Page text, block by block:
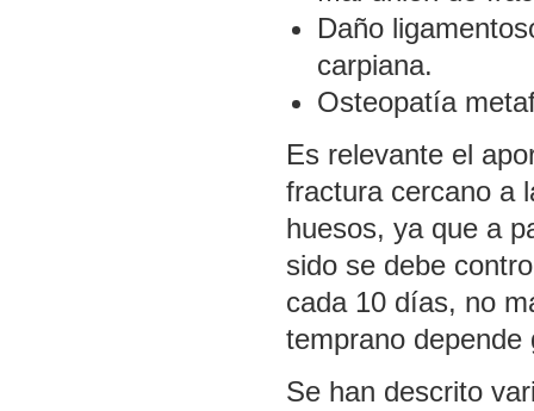
Daño
carpiana.
Osteopatía
Es relevante el
fractura cercano a
huesos, ya que a
sido se debe
cada 10 días, no
temprano
Se han descrito